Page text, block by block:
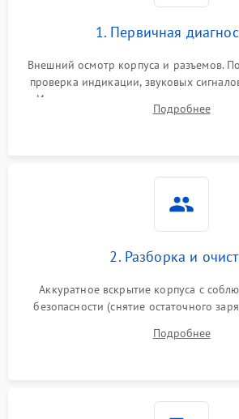
1. Первичная
Внешний осмотр корпуса и разъемов.
проверка индикации, звуковых
Измерение входного и выходного
реакции ИБП на отключение
Подробнее
2. Разборка и
Аккуратное вскрытие корпуса с
безопасности (снятие остаточного
и кистей для предотвращения
Подробнее